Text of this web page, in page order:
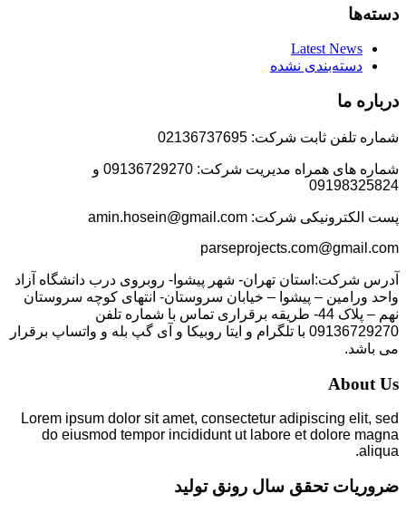
دسته‌ها
Latest News
دسته‌بندی نشده
درباره ما
شماره تلفن ثابت شرکت: 02136737695
شماره های همراه مدیریت شرکت: 09136729270 و
09198325824
پست الکترونیکی شرکت: amin.hosein@gmail.com
parseprojects.com@gmail.com
آدرس شرکت:استان تهران- شهر پیشوا- روبروی درب دانشگاه آزاد
واحد ورامین – پیشوا – خیابان سروستان- انتهای کوچه سروستان
نهم – پلاک 44- طریقه برقراری تماس با شماره تلفن
09136729270 با تلگرام و ایتا روبیکا و آی گپ بله و واتساپ برقرار
می باشد.
About Us
Lorem ipsum dolor sit amet, consectetur adipiscing elit, sed
do eiusmod tempor incididunt ut labore et dolore magna
aliqua.
ضروریات تحقق سال رونق تولید